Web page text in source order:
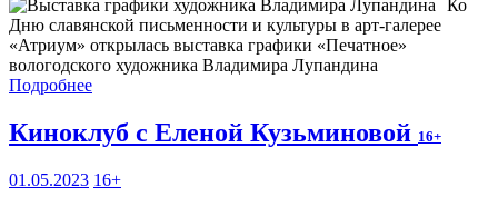
Ко
Дню славянской письменности и культуры в арт-галерее
«Атриум» открылась выставка графики «Печатное»
вологодского художника Владимира Лупандина
Подробнее
Киноклуб с Еленой Кузьминовой 16+
01.05.2023 16+